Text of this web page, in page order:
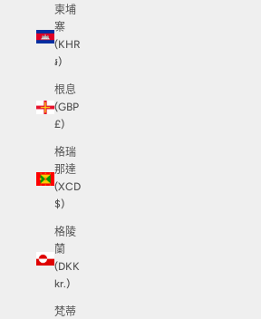
柬埔
寨
(KHR
៛)
根息
(GBP
£)
格瑞
那達
(XCD
$)
格陵
蘭
(DKK
kr.)
梵蒂